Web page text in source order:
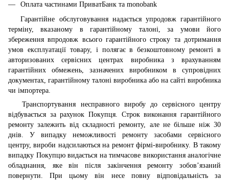
Оплата частинами ПриватБанк та monobank
Гарантійне обслуговування надається упродовж гарантійного
терміну, вказаному в гарантійному талоні, за умови його
збереження впродовж всього гарантійного строку та дотримання
умов експлуатації товару, і полягає в безкоштовному ремонті в
авторизованих сервісних центрах виробника з врахуванням
гарантійних обмежень, зазначених виробником в супровідних
документах, гарантійному талоні виробника або на сайті виробника
чи імпортера.
Транспортування несправного виробу до сервісного центру
відбувається за рахунок Покупця. Строк виконання гарантійного
ремонту залежить від складності ремонту, але не більше ніж 30
днів. У випадку неможливості ремонту засобами сервісного
центру, вироби надсилаються на ремонт фірмі-виробнику. В такому
випадку Покупцю видається на тимчасове використання аналогічне
обладнання, яке він після закінчення ремонту зобов’язаний
повернути. При цьому він несе повну відповідальність за